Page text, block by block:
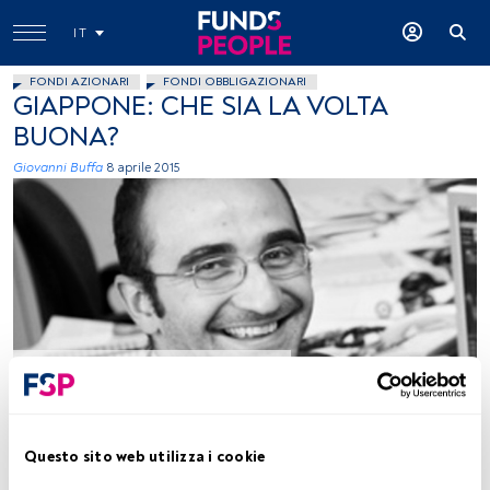
Questo sito web utilizza i cookie
IT
FONDI AZIONARI FONDI OBBLIGAZIONARI
GIAPPONE: CHE SIA LA VOLTA
BUONA?
Giovanni Buffa 8 aprile 2015
Tempo di lettura:2 min.